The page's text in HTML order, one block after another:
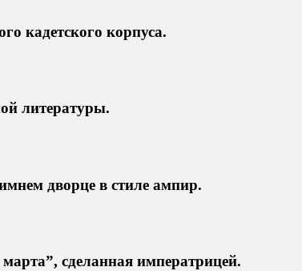
кадетского корпуса.
литературы.
дворце в стиле ампир.
сделанная императрицей.